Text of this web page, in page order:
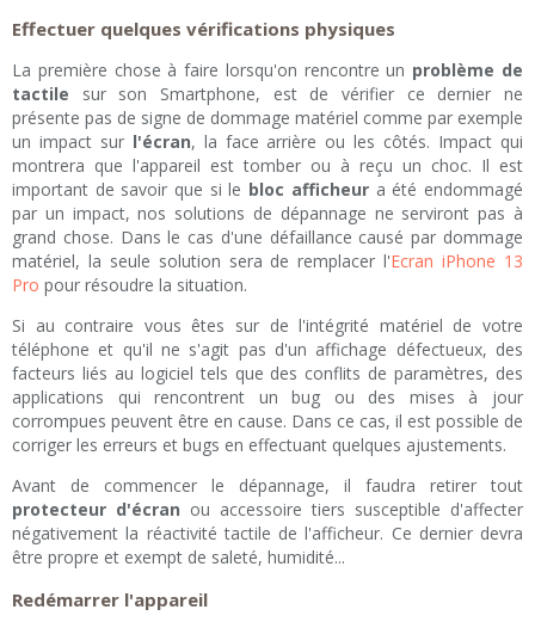
Effectuer quelques vérifications physiques
La première chose à faire lorsqu'on rencontre un problème de
tactile sur son Smartphone, est de vérifier ce dernier ne
présente pas de signe de dommage matériel comme par exemple
un impact sur l'écran, la face arrière ou les côtés. Impact qui
montrera que l'appareil est tomber ou à reçu un choc. Il est
important de savoir que si le bloc afficheura été endommagé
par un impact, nos solutions de dépannage ne serviront pas à
grand chose. Dans le cas d'une défaillance causé par dommage
matériel, la seule solution sera de remplacer l'Ecran iPhone 13
Pro pour résoudre la situation.
Si au contraire vous êtes sur de l'intégrité matériel de votre
téléphone et qu'il ne s'agit pas d'un affichage défectueux, des
facteurs liés au logiciel tels que des conflits de paramètres, des
applications qui rencontrent un bug ou des mises à jour
corrompues peuvent être en cause. Dans ce cas, il est possible de
corriger les erreurs et bugs en effectuant quelques ajustements.
Avant de commencer le dépannage, il faudra retirer tout
protecteur d'écran ou accessoire tiers susceptible d'affecter
négativement la réactivité tactile de l'afficheur. Ce dernier devra
être propre et exempt de saleté, humidité...
Redémarrer l'appareil